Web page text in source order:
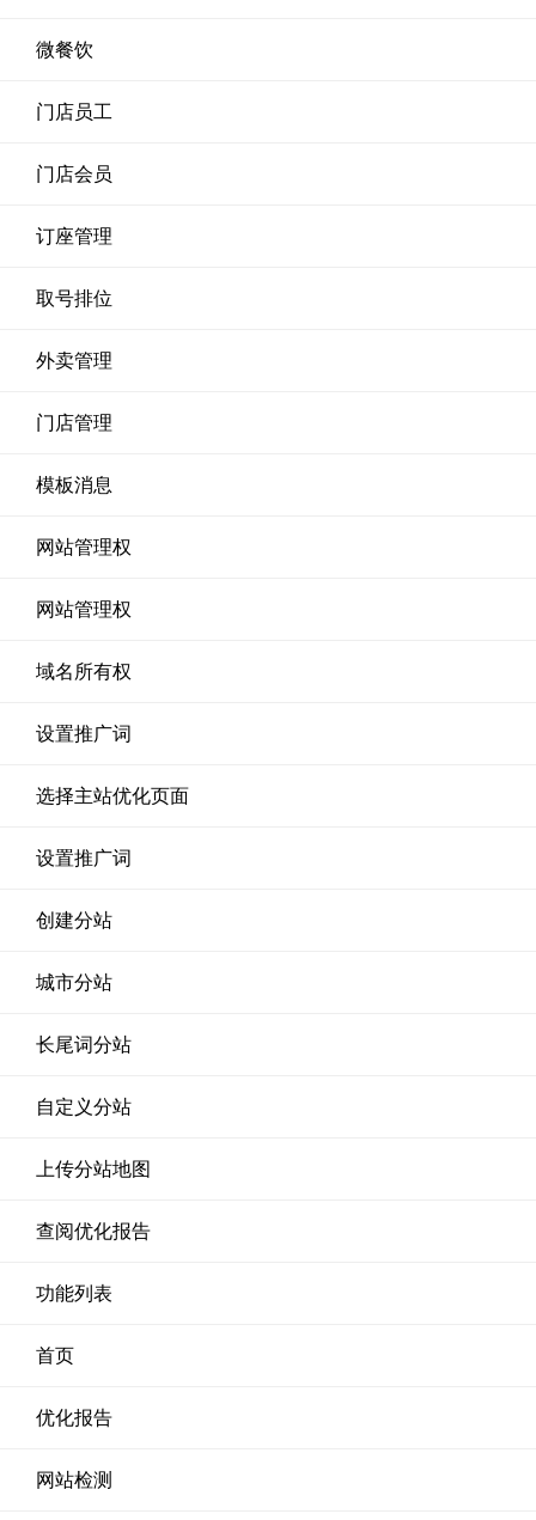
微餐饮
门店员工
门店会员
订座管理
取号排位
外卖管理
门店管理
模板消息
网站管理权
网站管理权
域名所有权
设置推广词
选择主站优化页面
设置推广词
创建分站
城市分站
长尾词分站
自定义分站
上传分站地图
查阅优化报告
功能列表
首页
优化报告
网站检测